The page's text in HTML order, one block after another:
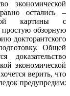
экономической
остались –
картины с
обзорную
докторантского
Общей
доказательство
экономической
верить, что
предупредим: